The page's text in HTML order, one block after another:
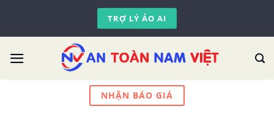
content
TRỢ LÝ ẢO AI
NHẬN BÁO GIÁ